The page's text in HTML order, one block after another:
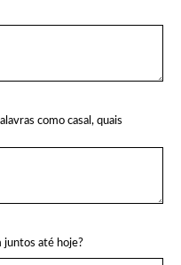
como casal, quais
juntos até hoje?